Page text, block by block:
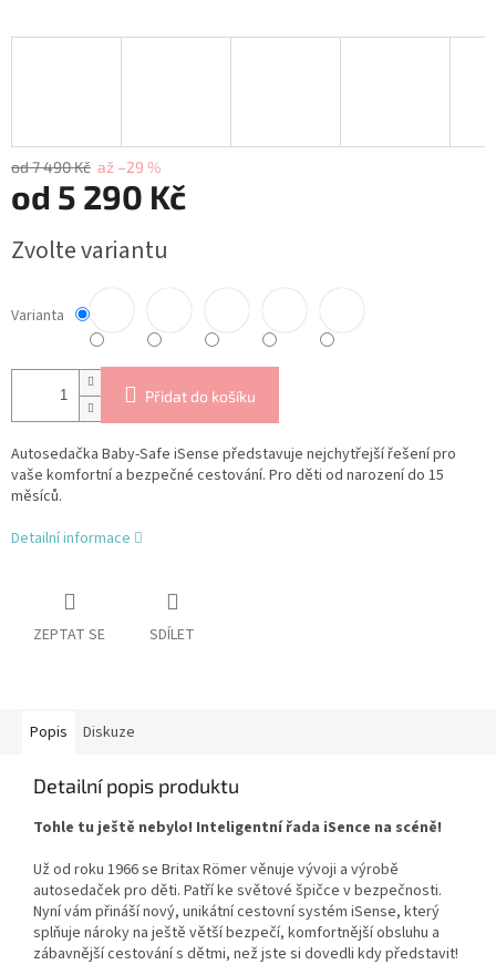
od 7 490 Kč až –29 %
od 5 290 Kč
cena:
Zvolte variantu
Varianta
Přidat do košíku
Autosedačka Baby-Safe iSense představuje nejchytřejší řešení pro
vaše komfortní a bezpečné cestování. Pro děti od narození do 15
měsíců.
Detailní informace
ZEPTAT SE SDÍLET
Popis Diskuze
Detailní popis produktu
Tohle tu ještě nebylo! Inteligentní řada iSence na scéně!
Už od roku 1966 se Britax Römer věnuje vývoji a výrobě
autosedaček pro děti. Patří ke světové špičce v bezpečnosti.
Nyní vám přináší nový, unikátní cestovní systém iSense, který
splňuje nároky na ještě větší bezpečí, komfortnější obsluhu a
zábavnější cestování s dětmi, než jste si dovedli kdy představit!